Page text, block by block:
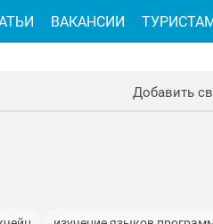
Добавить
ВАКАНСИИ